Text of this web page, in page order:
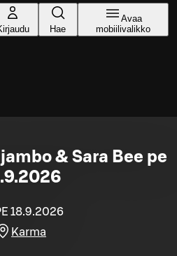
Hae
Avaa
mobiilivalikko
jambo & Sara Bee pe
18.9.2026
Karma